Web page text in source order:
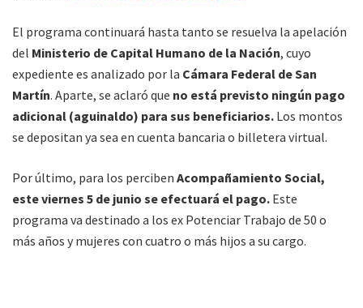
El programa continuará hasta tanto se resuelva la apelación
del Ministerio de Capital Humano de la Nación, cuyo
expediente es analizado por la Cámara Federal de San
Martín. Aparte, se aclaró que no está previsto ningún pago
adicional (aguinaldo) para sus beneficiarios. Los montos
se depositan ya sea en cuenta bancaria o billetera virtual.
Por último, para los perciben Acompañamiento Social,
este viernes 5 de junio se efectuará el pago. Este
programa va destinado a los ex Potenciar Trabajo de 50 o
más años y mujeres con cuatro o más hijos a su cargo.